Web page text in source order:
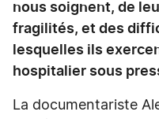
nous soignent, de
fragilités, et des
lesquelles ils
hospitalier sous
La documentariste